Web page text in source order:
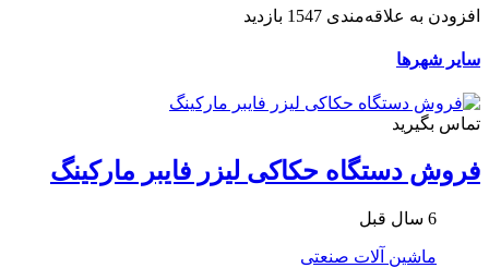
افزودن به علاقه‌مندی 1547 بازدید
سایر شهرها
تماس بگیرید
فروش دستگاه حکاکی لیزر فایبر مارکینگ
6 سال قبل
ماشین آلات صنعتی